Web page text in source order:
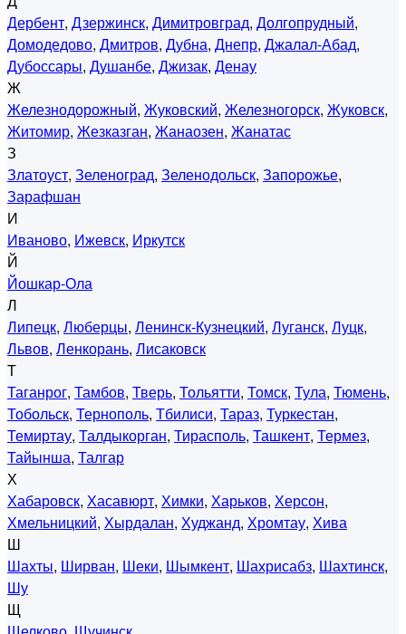
Дербент, Дзержинск, Димитровград, Долгопрудный,
Домодедово, Дмитров, Дубна, Днепр, Джалал-Абад,
Дубоссары, Душанбе, Джизак, Денау
Ж
Железнодорожный, Жуковский, Железногорск, Жуковск,
Житомир, Жезказган, Жанаозен, Жанатас
З
Златоуст, Зеленоград, Зеленодольск, Запорожье,
Зарафшан
И
Иваново, Ижевск, Иркутск
Й
Йошкар-Ола
Л
Липецк, Люберцы, Ленинск-Кузнецкий, Луганск, Луцк,
Львов, Ленкорань, Лисаковск
Т
Таганрог, Тамбов, Тверь, Тольятти, Томск, Тула, Тюмень,
Тобольск, Тернополь, Тбилиси, Тараз, Туркестан,
Темиртау, Талдыкорган, Тирасполь, Ташкент, Термез,
Тайынша, Талгар
Х
Хабаровск, Хасавюрт, Химки, Харьков, Херсон,
Хмельницкий, Хырдалан, Худжанд, Хромтау, Хива
Ш
Шахты, Ширван, Шеки, Шымкент, Шахрисабз, Шахтинск,
Шу
Щ